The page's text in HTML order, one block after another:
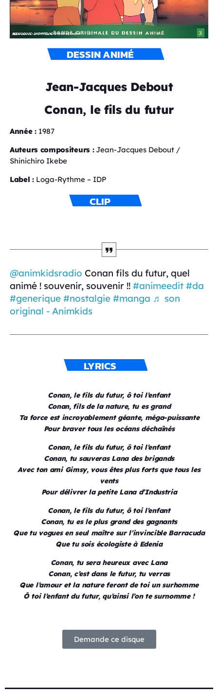
DESSIN ANIMÉ
Jean-Jacques Debout
Conan, le fils du futur
Année :1987
Auteurs compositeurs :Jean-Jacques Debout /
Shinichiro Ikebe
Label :Loga-Rythme – IDP
CLIP
@animkidsradio Conan fils du futur, quel
animé ! souvenir, souvenir !! #animeedit #da
#generique #nostalgie #manga ♬ son
original - Animkids
LYRICS
Conan, le fils du futur, ô toi l’enfant
Conan, fils de la nature, tu es grand
Ta force est incroyablement géante, méga-puissante
Pour braver tous les océans déchaînés
Conan, le fils du futur, ô toi l’enfant
Conan, tu sauveras Lana des brigands
Avec ton ami Gimsy, vous êtes plus forts que tous les
vents
Pour délivrer la petite Lana d’Industria
Conan, le fils du futur, ô toi l’enfant
Conan, tu es le plus grand des gagnants
Que tu vogues en seul maître sur l’invincible Barracuda
Que tu sois écologiste à Edenia
Conan, tu sera heureux avec Lana
Conan, c’est dans le futur, tu verras
Que l’amour et la nature feront de toi un surhomme
Ô toi l’enfant du futur, qu’ainsi l’on te surnomme !
Demande ce disque